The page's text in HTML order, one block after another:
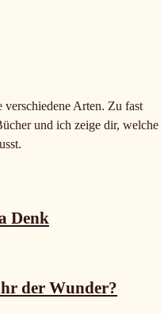
verschiedene Arten. Zu fast
und ich zeige dir, welche
Denk
der Wunder?